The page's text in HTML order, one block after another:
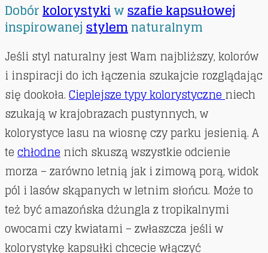
Dobórkolorystykiwszafie kapsułowej
inspirowanejstylemnaturalnym
Jeśli styl naturalny jest Wam najbliższy, kolorów
i inspiracji do ich łączenia szukajcie rozglądając
się dookoła.Cieplejsze typy kolorystyczneniech
szukają w krajobrazach pustynnych, w
kolorystyce lasu na wiosnę czy parku jesienią. A
techłodnenich skuszą wszystkie odcienie
morza – zarówno letnią jak i zimową porą, widok
pól i lasów skąpanych w letnim słońcu. Może to
też być amazońska dżungla z tropikalnymi
owocami czy kwiatami – zwłaszcza jeśli w
kolorystykę kapsułki chcecie włączyć